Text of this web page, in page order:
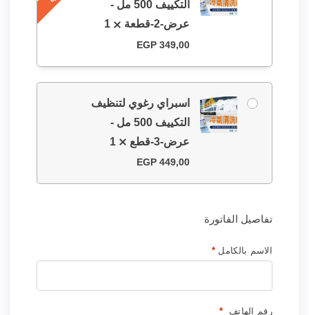
التكييف 500 مل -
عرض-2-قطعة
1
349,00
EGP
اسبراي رغوي لتنظيف
التكييف 500 مل -
عرض-3-قطع
1
449,00
EGP
تفاصيل الفاتورة
الاسم بالكامل *
رقم الهاتف *